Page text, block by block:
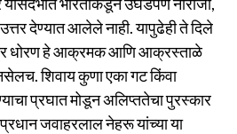
देण्यात आलेले नाही. यापुढेही ते दिले
धोरण हे आक्रमक आणि आक्रस्ताळे
शिवाय कुणा एका गट किंवा
प्रघात मोडून अलिप्ततेचा पुरस्कार
जवाहरलाल नेहरू यांच्या या